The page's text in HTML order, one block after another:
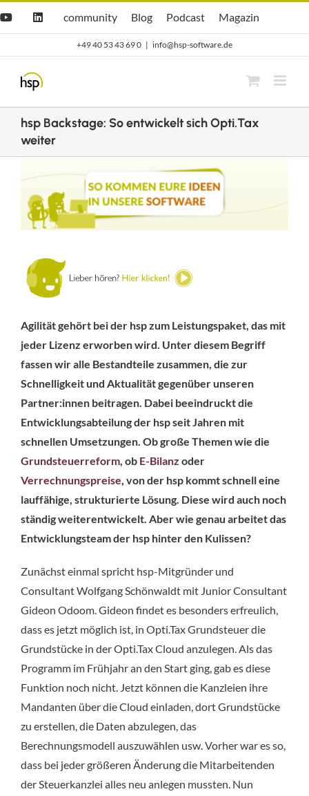
YouTubeLinkedIn
Hsp
community
community
hsp
Blog
Blog Opti.Cast
Podcast Opti.Mag
Magazin
+49 40 53 43 69 0 | info@hsp-software.de
hsp Backstage: So entwickelt sich Opti.Tax
weiter
grösseres
Bild
Agilität gehört bei der hsp zum Leistungspaket, das mit
jeder Lizenz erworben wird. Unter diesem Begriff
fassen wir alle Bestandteile zusammen, die zur
Schnelligkeit und Aktualität gegenüber unseren
Partner:innen beitragen. Dabei beeindruckt die
Entwicklungsabteilung der hsp seit Jahren mit
schnellen Umsetzungen. Ob große Themen wie die
Grundsteuerreform, ob E-Bilanz oder
Verrechnungspreise, von der hsp kommt schnell eine
lauffähige, strukturierte Lösung. Diese wird auch noch
ständig weiterentwickelt. Aber wie genau arbeitet das
Entwicklungsteam der hsp hinter den Kulissen?
Zunächst einmal spricht hsp-Mitgründer und
Consultant Wolfgang Schönwaldt mit Junior Consultant
Gideon Odoom. Gideon findet es besonders erfreulich,
dass es jetzt möglich ist, in Opti.Tax Grundsteuer die
Grundstücke in der Opti.Tax Cloud anzulegen. Als das
Programm im Frühjahr an den Start ging, gab es diese
Funktion noch nicht. Jetzt können die Kanzleien ihre
Mandanten über die Cloud einladen, dort Grundstücke
zu erstellen, die Daten abzulegen, das
Berechnungsmodell auszuwählen usw. Vorher war es so,
dass bei jeder größeren Änderung die Mitarbeitenden
der Steuerkanzlei alles neu anlegen mussten. Nun